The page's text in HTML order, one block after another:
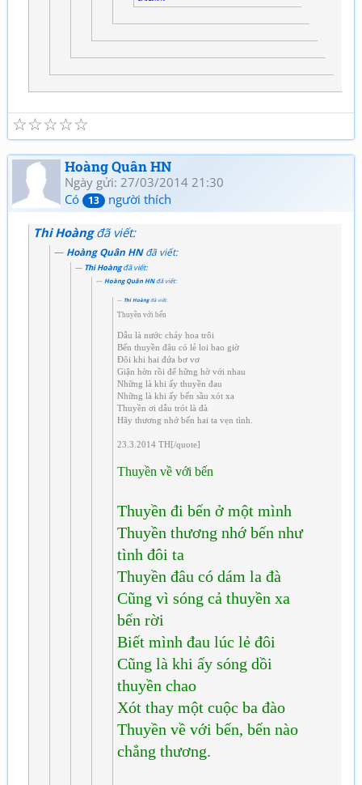
☆
☆
☆
☆
☆
Hoàng Quân HN
Ngày gửi: 27/03/2014 21:30
Có
13 người thích
Thi Hoàngđã viết:
Hoàng Quân HNđã viết:
Thi Hoàngđã viết:
Hoàng Quân HNđã viết:
Thi Hoàngđã viết:
Thuyền với bến
Dẫu là nước chảy hoa trôi
Bến thuyền đâu có lẻ loi bao giờ
Đôi khi hai đứa bơ vơ
Giận hờn rồi để hững hờ với nhau
Những là khi ấy thuyền đau
Những là khi ấy bến sầu xót xa
Thuyền ơi dẫu trót là đà
Hãy thương nhớ bến hai ta vẹn tình.
23.3.2014 TH[/quote]
Thuyền về với bến
Thuyền đi bến ở một mình
Thuyền thương nhớ bến như
tình đôi ta
Thuyền đâu có dám la đà
Cũng vì sóng cả thuyền xa
bến rời
Biết mình đau lúc lẻ đôi
Cũng là khi ấy sóng dồi
thuyền chao
Xót thay một cuộc ba đào
Thuyền về với bến, bến nào
chẳng thương.